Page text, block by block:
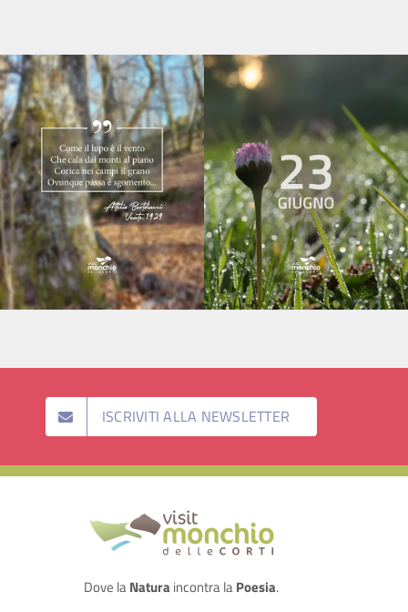
ISCRIVITI ALLA NEWSLETTER
Dove laNatura incontra laPoesia.